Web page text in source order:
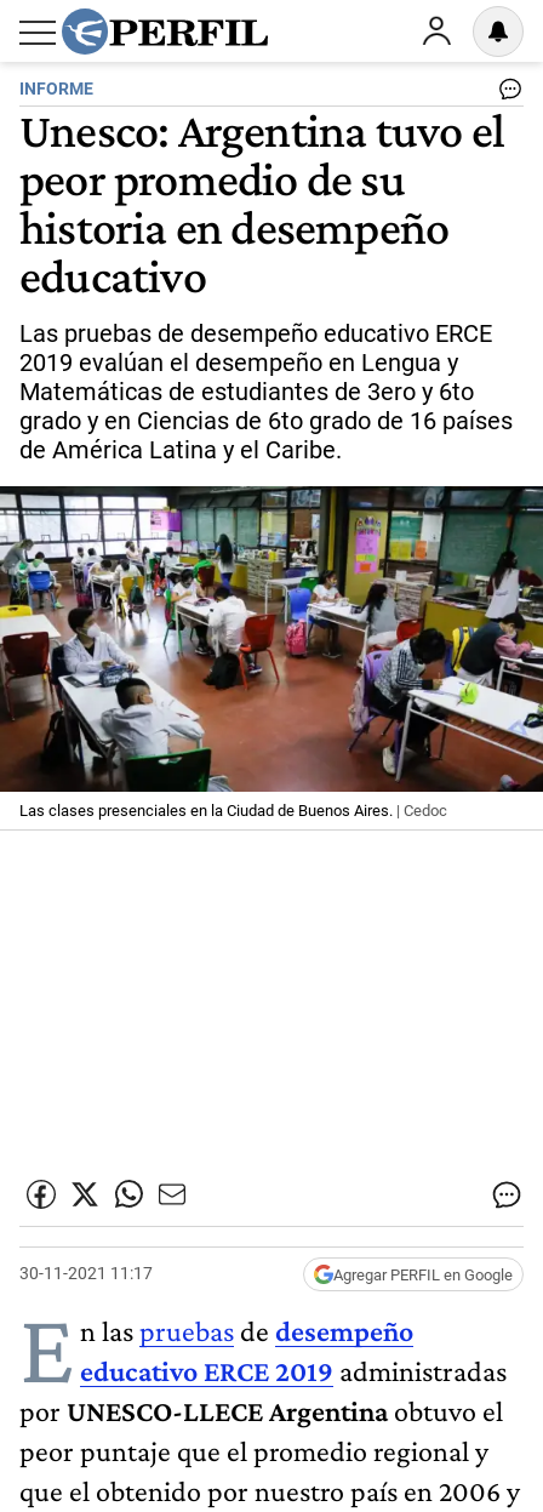
INFORME
Unesco: Argentina tuvo el
peor promedio de su
historia en desempeño
educativo
Las pruebas de desempeño educativo ERCE
2019 evalúan el desempeño en Lengua y
Matemáticas de estudiantes de 3ero y 6to
grado y en Ciencias de 6to grado de 16 países
de América Latina y el Caribe.
Las clases presenciales en la Ciudad de Buenos Aires. | Cedoc
30-11-2021 11:17 Agregar PERFIL en Google
E n laspruebas de desempeño
educativo ERCE 2019 administradas
por UNESCO-LLECE Argentinaobtuvo el
peor puntaje que el promedio regional y
que el obtenido por nuestro país en 2006 y